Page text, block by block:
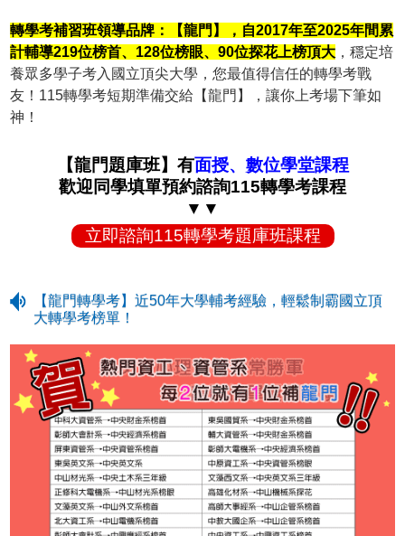
轉學考補習班領導品牌：【龍門】，自2017年至2025年間累
計輔導219位榜首、128位榜眼、90位探花上榜頂大 ，穩定培
養眾多學子考入國立頂尖大學，您最值得信任的轉學考戰
友！115轉學考短期準備交給【龍門】，讓你上考場下筆如
神！
【龍門題庫班】有面授、數位學堂課程
歡迎同學填單預約諮詢115轉學考課程
▼▼
立即諮詢115轉學考題庫班課程
【龍門轉學考】近50年大學輔考經驗，輕鬆制霸國立頂
大轉學考榜單！